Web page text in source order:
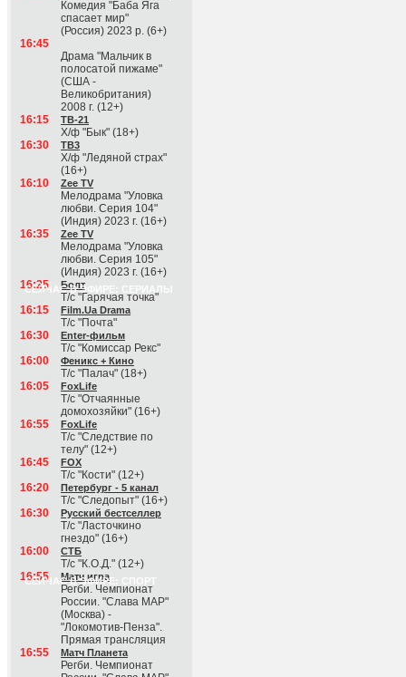
Комедия "Баба Яга
спасает мир"
(Россия) 2023 р. (6+)
16:45
Драма "Мальчик в
полосатой пижаме"
(США -
Великобритания)
2008 г. (12+)
16:15
ТВ-21
Х/ф "Бык" (18+)
16:30
ТВ3
Х/ф "Ледяной страх"
(16+)
16:10
Zee TV
Мелодрама "Уловка
любви. Серия 104"
(Индия) 2023 г. (16+)
16:35
Zee TV
Мелодрама "Уловка
любви. Серия 105"
(Индия) 2023 г. (16+)
СЕЙЧАС В ЭФИРЕ: СЕРИАЛЫ
16:25 Болт
Т/с "Гарячая точка"
16:15
Film.Ua Drama
Т/с "Почта"
16:30
Enter-фильм
Т/с "Комиссар Рекс"
16:00
Феникс + Кино
Т/с "Палач" (18+)
16:05
FoxLife
Т/с "Отчаянные
домохозяйки" (16+)
16:55
FoxLife
Т/с "Следствие по
телу" (12+)
16:45
FOX
Т/с "Кости" (12+)
16:20
Петербург - 5 канал
Т/с "Следопыт" (16+)
16:30
Русский бестселлер
Т/с "Ласточкино
гнездо" (16+)
16:00
СТБ
Т/с "К.О.Д." (12+)
СЕЙЧАС В ЭФИРЕ: СПОРТ
16:55 Матч игра
Регби. Чемпионат
России. "Слава МАР"
(Москва) -
"Локомотив-Пенза".
Прямая трансляция
16:55
Матч Планета
Регби. Чемпионат